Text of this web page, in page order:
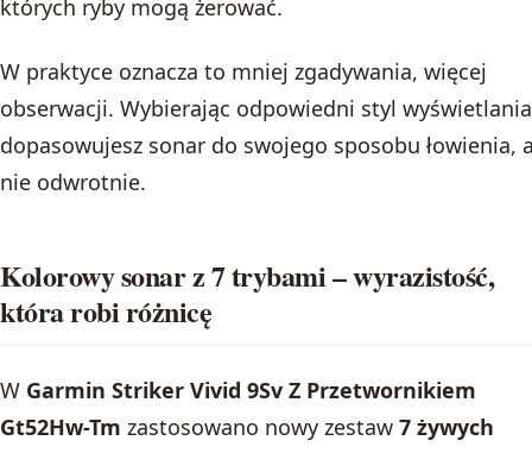
których ryby mogą żerować.
W praktyce oznacza to mniej zgadywania, więcej
obserwacji. Wybierając odpowiedni styl
dopasowujesz sonar do swojego sposobu łowienia,
nie odwrotnie.
Kolorowy sonar z 7 trybami – wyrazistość,
która robi różnicę
W Garmin Striker Vivid 9Sv Z Przetwornikiem
Gt52Hw-Tm zastosowano nowy zestaw 7 żywych